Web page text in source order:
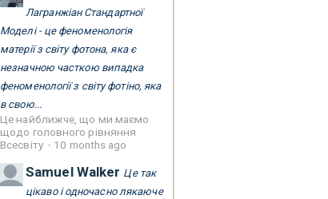
Лагранжіан Стандартної
Моделі - це феноменологія
матерії з світу фотона, яка є
незначною часткою випадка
феноменології з світу фотіно, яка
в свою...
Це найближче, що ми маємо
щодо головного рівняння
Всесвіту · 10 months ago
Samuel Walker Це так
цікаво і одночасно лякаюче